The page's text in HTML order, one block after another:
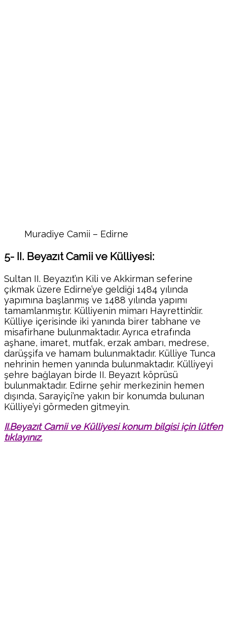
Muradiye Camii – Edirne
5- II. Beyazıt Camii ve Külliyesi:
Sultan II. Beyazıt’ın Kili ve Akkirman seferine
çıkmak üzere Edirne’ye geldiği 1484 yılında
yapımına başlanmış ve 1488 yılında yapımı
tamamlanmıştır. Külliyenin mimarı Hayrettin’dir.
Külliye içerisinde iki yanında birer tabhane ve
misafirhane bulunmaktadır. Ayrıca etrafında
aşhane, imaret, mutfak, erzak ambarı, medrese,
darüşşifa ve hamam bulunmaktadır. Külliye Tunca
nehrinin hemen yanında bulunmaktadır. Külliyeyi
şehre bağlayan birde II. Beyazıt köprüsü
bulunmaktadır. Edirne şehir merkezinin hemen
dışında, Sarayiçi’ne yakın bir konumda bulunan
Külliye’yi görmeden gitmeyin.
II.Beyazıt Camii ve Külliyesi konum bilgisi için lütfen
tıklayınız.